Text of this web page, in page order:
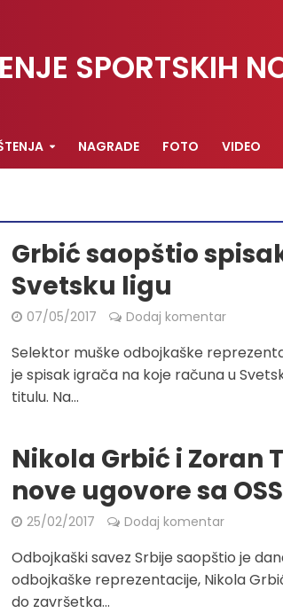
SPORTSKIH
NAGRADE FOTO VIDEO
Grbić saopštio
Svetsku ligu
07/05/2017 Dodaj komentar
Selektor muške odbojkaške
je spisak igrača na koje računa u
titulu. Na...
Nikola Grbić i Zoran
nove ugovore sa OSS
25/02/2017 Dodaj komentar
Odbojkaški savez Srbije saopštio je
odbojkaške reprezentacije, Nikola
do završetka...